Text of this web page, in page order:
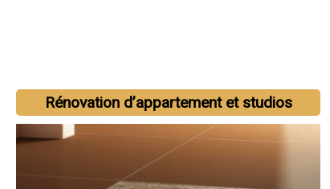
Rénovation d’appartement et studios